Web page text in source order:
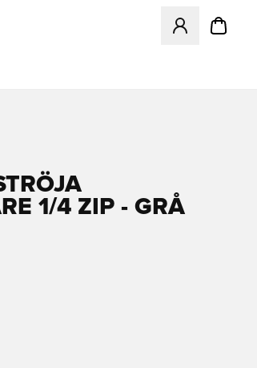
Opent een
1/4 ZIP - GRÅ